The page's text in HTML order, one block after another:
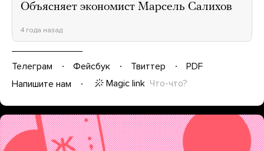
Объясняет экономист Марсель Салихов
4 года назад
Телеграм Фейсбук Твиттер
PDF
Напишите нам
Magic link Что-что?